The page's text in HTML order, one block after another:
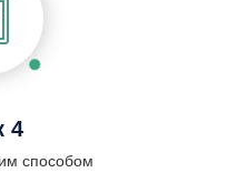
4
способом